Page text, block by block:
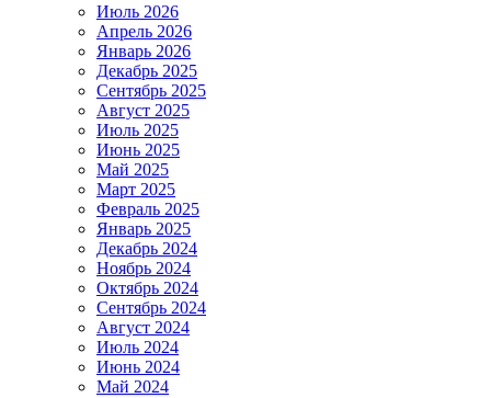
Июль 2026
Апрель 2026
Январь 2026
Декабрь 2025
Сентябрь 2025
Август 2025
Июль 2025
Июнь 2025
Май 2025
Март 2025
Февраль 2025
Январь 2025
Декабрь 2024
Ноябрь 2024
Октябрь 2024
Сентябрь 2024
Август 2024
Июль 2024
Июнь 2024
Май 2024